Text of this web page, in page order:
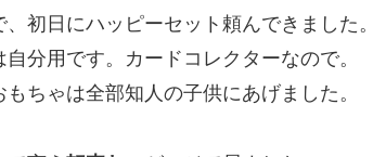
初日にハッピーセット頼んできました。
分用です。カードコレクターなので。
ちゃは全部知人の子供にあげました。